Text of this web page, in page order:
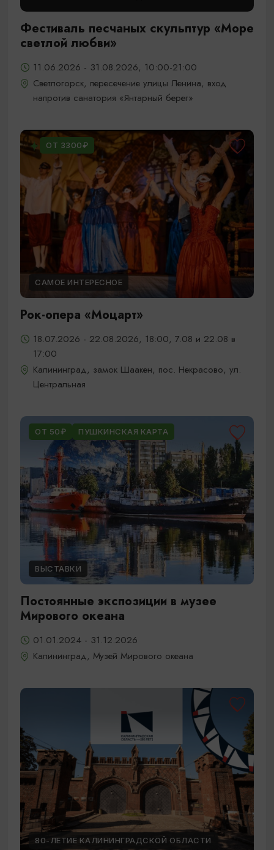
Фестиваль песчаных скульптур «Море
светлой любви»
11.06.2026 - 31.08.2026, 10:00-21:00
Светлогорск, пересечение улицы Ленина, вход
напротив санатория «Янтарный берег»
ОТ 3300₽
САМОЕ ИНТЕРЕСНОЕ
Рок-опера «Моцарт»
18.07.2026 - 22.08.2026, 18:00, 7.08 и 22.08 в
17:00
Калининград, замок Шаакен, пос. Некрасово, ул.
Центральная
ОТ 50₽ ПУШКИНСКАЯ КАРТА
ВЫСТАВКИ
Постоянные экспозиции в музее
Мирового океана
01.01.2024 - 31.12.2026
Калининград, Музей Мирового океана
80-ЛЕТИЕ КАЛИНИНГРАДСКОЙ ОБЛАСТИ